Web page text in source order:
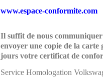
www.espace-conformite.com
Il suffit de nous communiquer
envoyer une copie de la
jours votre certificat de
Service Homologation